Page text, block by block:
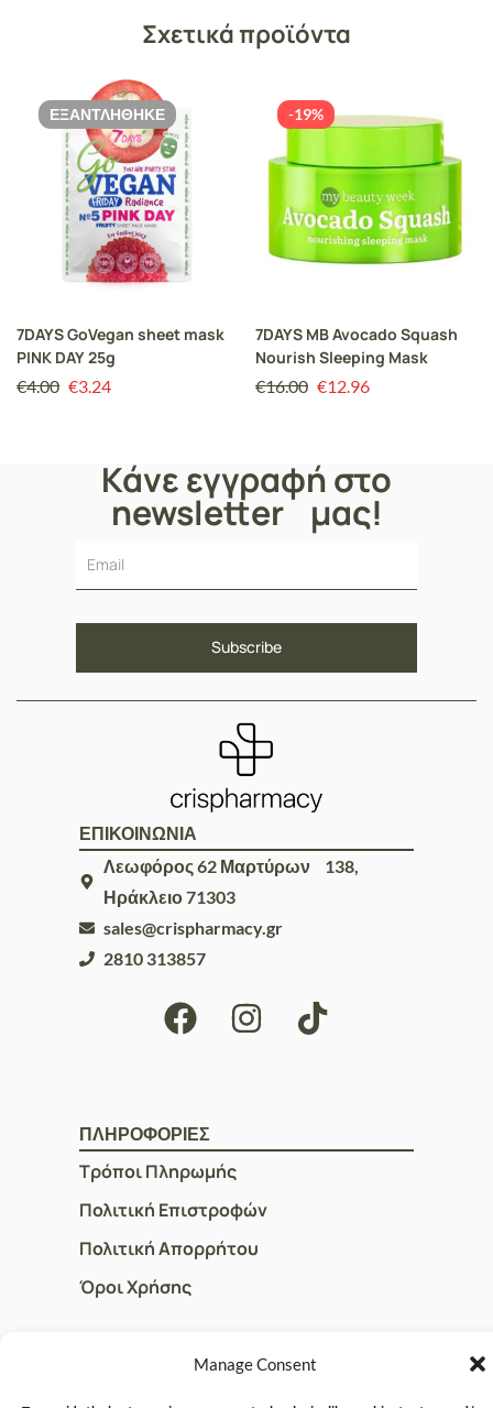
Manage Consent
Σχετικά προϊόντα
ΕΞΑΝΤΛΉΘΗΚΕ
7DAYS GoVegan sheet mask
PINK DAY 25g
€4.00 €3.24
-19%
7DAYS MB Avocado Squash
Nourish Sleeping Mask
€16.00 €12.96
Κάνε εγγραφή στο
newsletter μας!
ΕΠΙΚΟΙΝΩΝΙΑ
Λεωφόρος 62 Μαρτύρων 138,
Ηράκλειο 71303
sales@crispharmacy.gr
2810 313857
ΠΛΗΡΟΦΟΡΙΕΣ
Τρόποι Πληρωμής
Πολιτική Επιστροφών
Πολιτική Απορρήτου
Όροι Χρήσης
ΓΡΗΓΟΡOI ΣΥΝΔΕΣΜΟΙ